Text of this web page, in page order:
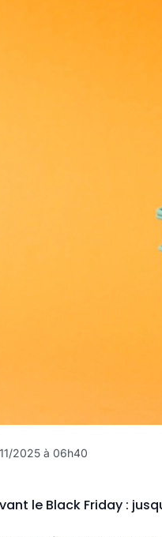
2025 à 06h40
le Black Friday :